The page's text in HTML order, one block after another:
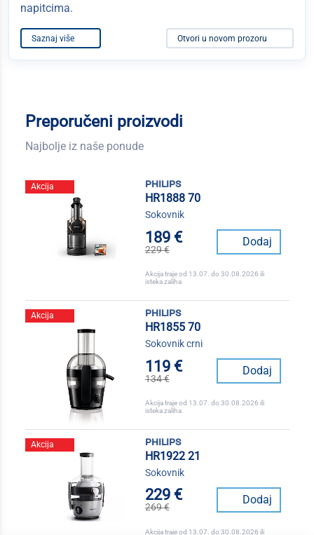
napitcima.
Saznaj više Otvori u novom prozoru
Preporučeni proizvodi
Najbolje iz naše ponude
Akcija
philips
HR1888 70
Sokovnik
189 €
229 €
Dodaj
Akcija traje od 13.07. do 30.08.2026 ili
isteka zaliha
Akcija
philips
HR1855 70
Sokovnik crni
119 €
134 €
Dodaj
Akcija traje od 13.07. do 30.08.2026 ili
isteka zaliha
Akcija
philips
HR1922 21
Sokovnik
229 €
269 €
Dodaj
Akcija traje od 13.07. do 30.08.2026 ili